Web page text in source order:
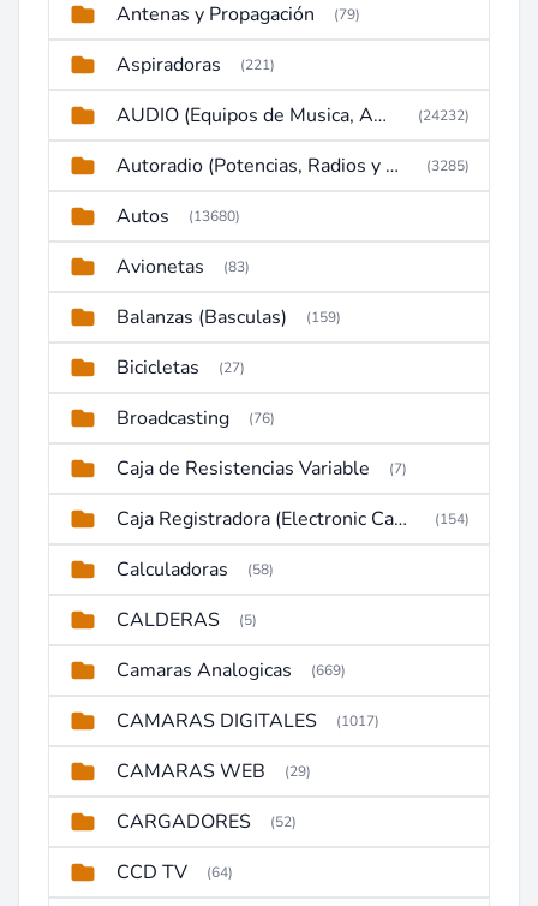
Antenas y Propagación (79)
Aspiradoras (221)
AUDIO (Equipos de Musica, Amplificadores, Reproductores, Etc) (24232)
Autoradio (Potencias, Radios y DVD) (3285)
Autos (13680)
Avionetas (83)
Balanzas (Basculas) (159)
Bicicletas (27)
Broadcasting (76)
Caja de Resistencias Variable (7)
Caja Registradora (Electronic Cash Register) (154)
Calculadoras (58)
CALDERAS (5)
Camaras Analogicas (669)
CAMARAS DIGITALES (1017)
CAMARAS WEB (29)
CARGADORES (52)
CCD TV (64)